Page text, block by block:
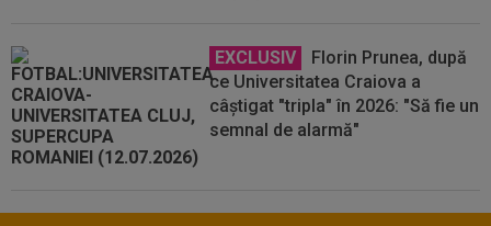
EXCLUSIV
Florin Prunea, după
ce Universitatea Craiova a
câștigat "tripla" în 2026: "Să fie un
semnal de alarmă"